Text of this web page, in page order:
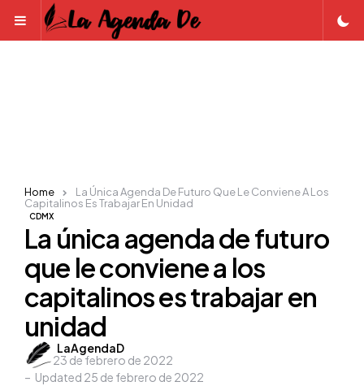
Menu
CDMX
La única agenda de futuro
que le conviene a los
capitalinos es trabajar en
unidad
Posted
by
LaAgendaD
23 de febrero de 2022
Updated 25 de febrero de 2022
Home
La Única Agenda De Futuro Que Le Conviene A Los
Capitalinos Es Trabajar En Unidad